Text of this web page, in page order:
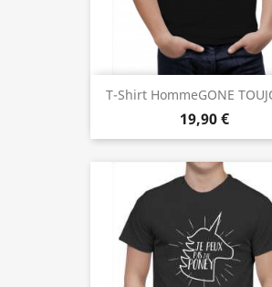
T-Shirt HommeGONE
19,90 €